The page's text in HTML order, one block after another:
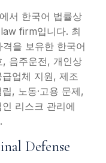
서 한국어 법률상
firm입니다. 최
을 보유한 한국어
음주운전, 개인상
업체 지원, 제조
, 노동·고용 문제,
리스크 관리에
Defense